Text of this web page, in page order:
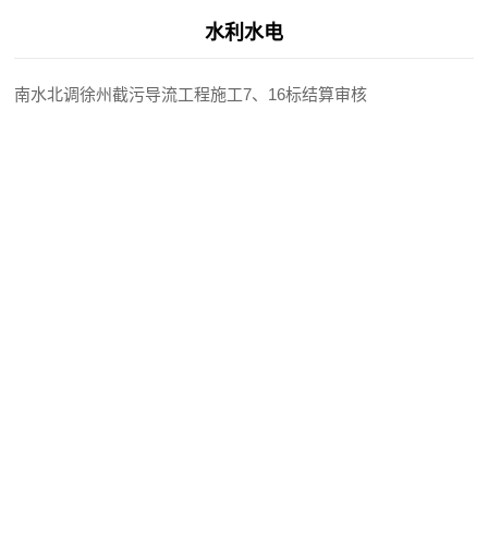
水利水电
南水北调徐州截污导流工程施工7、16标结算审核